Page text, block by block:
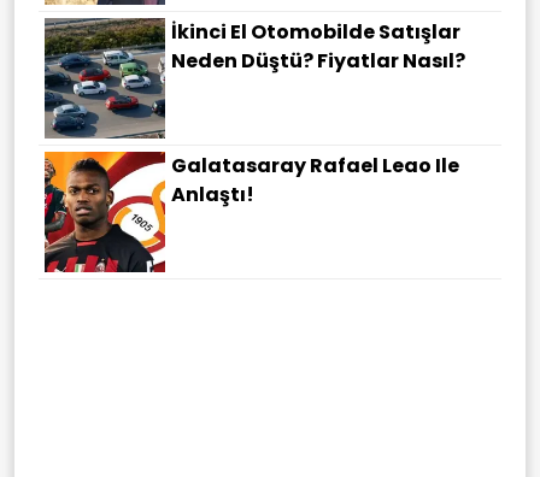
İkinci El Otomobilde Satışlar
Neden Düştü? Fiyatlar Nasıl?
Galatasaray Rafael Leao Ile
Anlaştı!